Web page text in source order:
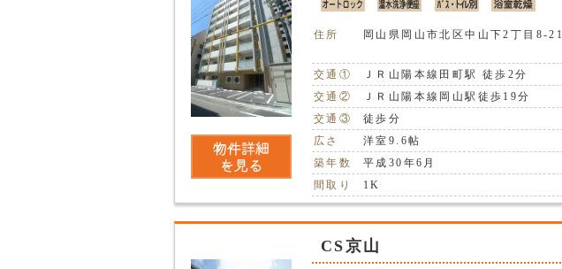
住所 岡山県岡山市北区中山下2丁目8-21
交通①
ＪＲ山陽本線田町駅 徒歩2分
交通②
ＪＲ山陽本線岡山駅徒歩19分
交通③
徒歩分
広さ
洋室9.6帖
築年数
平成30年6月
間取り
1K
CS京山